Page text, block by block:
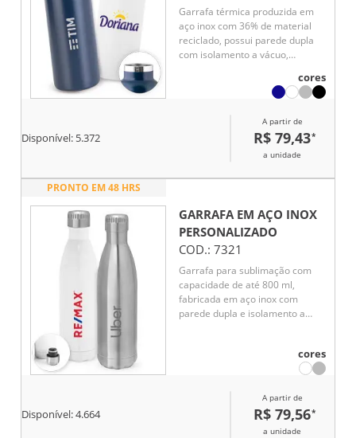
Garrafa térmica produzida em
aço inox com 36% de material
reciclado, possui parede dupla
com isolamento a vácuo,
temperatura das bebidas por
mais tempo. Conta com tampa
em inox, unindo praticidade e
sofisticação. Capacidade de até
cores
Disponível: 5.372
A partir de
R$ 79,43*
a unidade
PRONTO EM 48 HRS
GARRAFA EM AÇO INOX
PERSONALIZADO
COD.: 7321
Garrafa para sublimação com
capacidade de até 800 ml,
fabricada em aço inox com
parede dupla e isolamento a
temperatura por mais tempo.
cores
Disponível:4.664
A partir de
R$ 79,56*
a unidade